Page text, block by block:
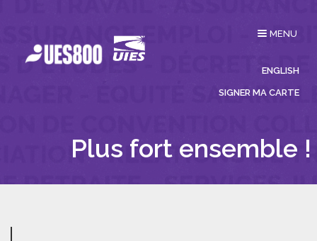
Affichage
MENU
ENGLISH
SIGNER MA CARTE
Plus fort ensemble !